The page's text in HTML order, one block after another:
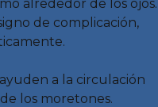
alrededor de los ojos.
de complicación,
a la circulación
los moretones.